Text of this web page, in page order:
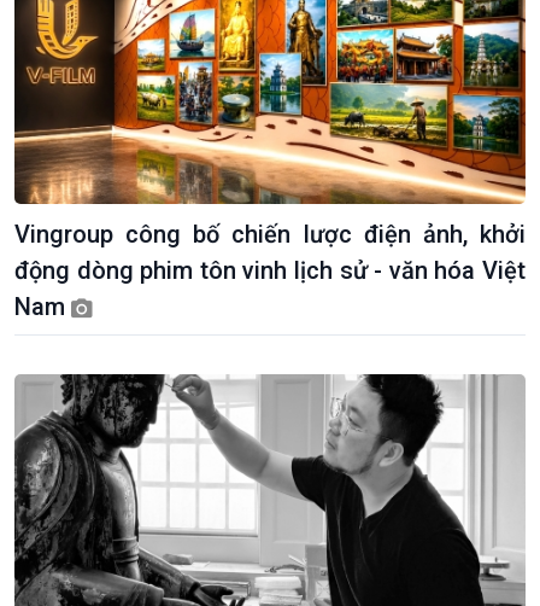
Kinh tế
Tin Kinh tế
Trước giờ mở cửa
Nông nghiệp & Biển đảo
Tin Nông nghiệp & Biển
đảo
Vingroup công bố chiến lược điện ảnh, khởi
động dòng phim tôn vinh lịch sử - văn hóa Việt
Nam